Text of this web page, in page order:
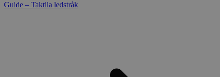
Guide – Taktila ledstråk